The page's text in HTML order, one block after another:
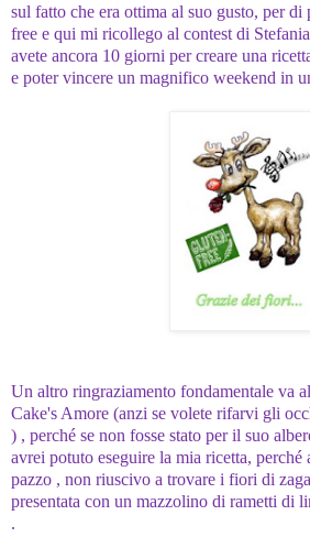
sul fatto che era ottima al suo gusto, per di
free e qui mi ricollego al contest di Stefania
avete ancora 10 giorni per creare una
e poter vincere un magnifico weekend in
Un altro ringraziamento fondamentale va
Cake's Amore (anzi se volete rifarvi gli
) , perché se non fosse stato per il suo
avrei potuto eseguire la mia ricetta, perché
pazzo , non riuscivo a trovare i fiori di
presentata con un mazzolino di rametti di
.